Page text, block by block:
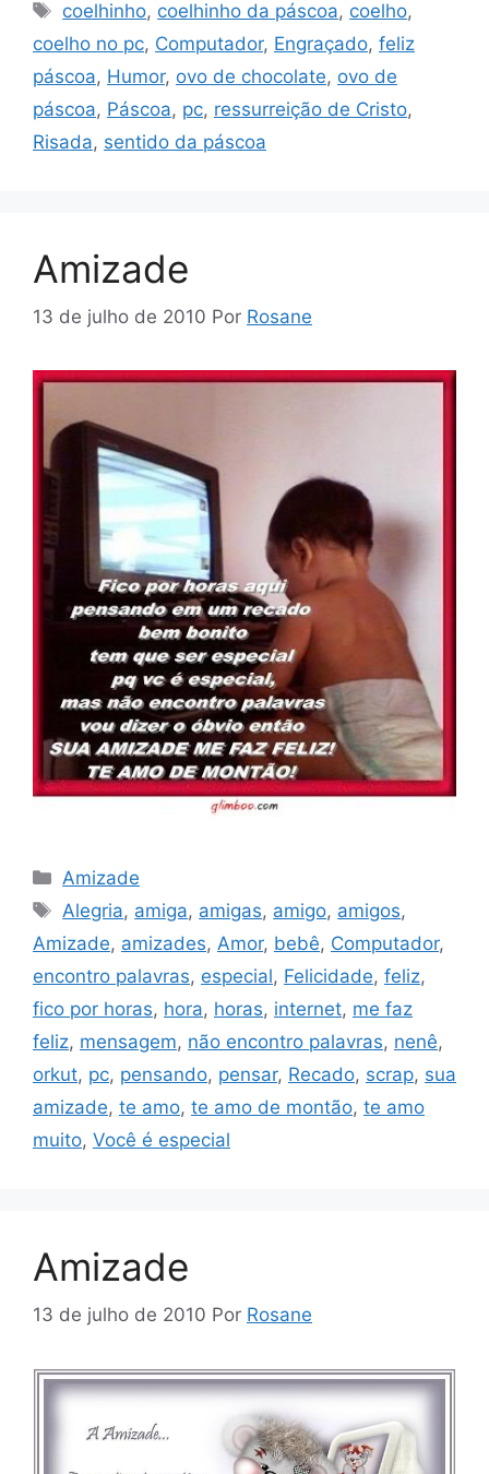
Tags
coelhinho, coelhinho da páscoa, coelho,
coelho no pc, Computador, Engraçado, feliz
páscoa, Humor, ovo de chocolate, ovo de
páscoa, Páscoa, pc, ressurreição de Cristo,
Risada, sentido da páscoa
Amizade
13 de julho de 2010 Por Rosane
Categorias
Amizade
Tags
Alegria, amiga, amigas, amigo, amigos,
Amizade, amizades, Amor, bebê, Computador,
encontro palavras, especial, Felicidade, feliz,
fico por horas, hora, horas, internet, me faz
feliz, mensagem, não encontro palavras, nenê,
orkut, pc, pensando, pensar, Recado, scrap, sua
amizade, te amo, te amo de montão, te amo
muito, Você é especial
Amizade
13 de julho de 2010 Por Rosane